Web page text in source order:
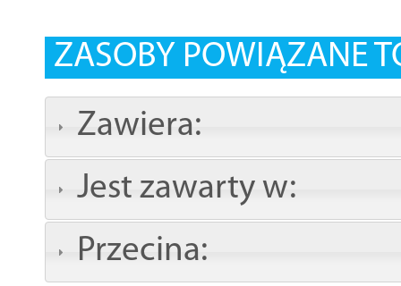
ZASOBY POWIĄZANE
Zawiera:
Jest zawarty w:
Przecina: